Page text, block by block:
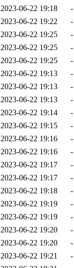
2023-06-22 19:18
-
2023-06-22 19:22
-
2023-06-22 19:25
-
2023-06-22 19:25
-
2023-06-22 19:25
-
2023-06-22 19:13
-
2023-06-22 19:13
-
2023-06-22 19:13
-
2023-06-22 19:14
-
2023-06-22 19:15
-
2023-06-22 19:16
-
2023-06-22 19:16
-
2023-06-22 19:17
-
2023-06-22 19:17
-
2023-06-22 19:18
-
2023-06-22 19:19
-
2023-06-22 19:19
-
2023-06-22 19:20
-
2023-06-22 19:20
-
2023-06-22 19:21
-